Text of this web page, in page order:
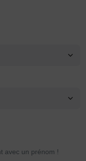
avec un prénom !